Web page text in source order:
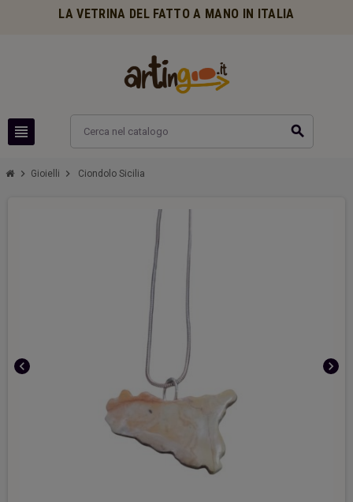
LA VETRINA DEL FATTO A MANO IN ITALIA
view_headline search
chevron_right Gioielli chevron_right Ciondolo Sicilia
chevron_left chevron_right